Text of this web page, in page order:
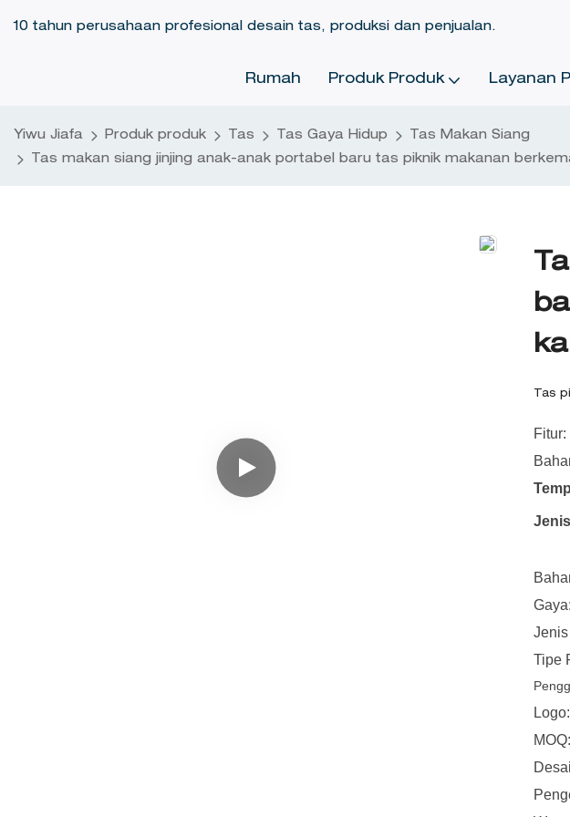
10 tahun perusahaan profesional desain tas, produksi dan penjualan.
Rumah Produk Produk Layanan
Yiwu Jiafa Produk produk Tas Tas Gaya Hidup
Tas Makan Siang
Tas makan siang jinjing anak-anak portabel baru tas piknik makanan
Tas
Fitur:
Tipe